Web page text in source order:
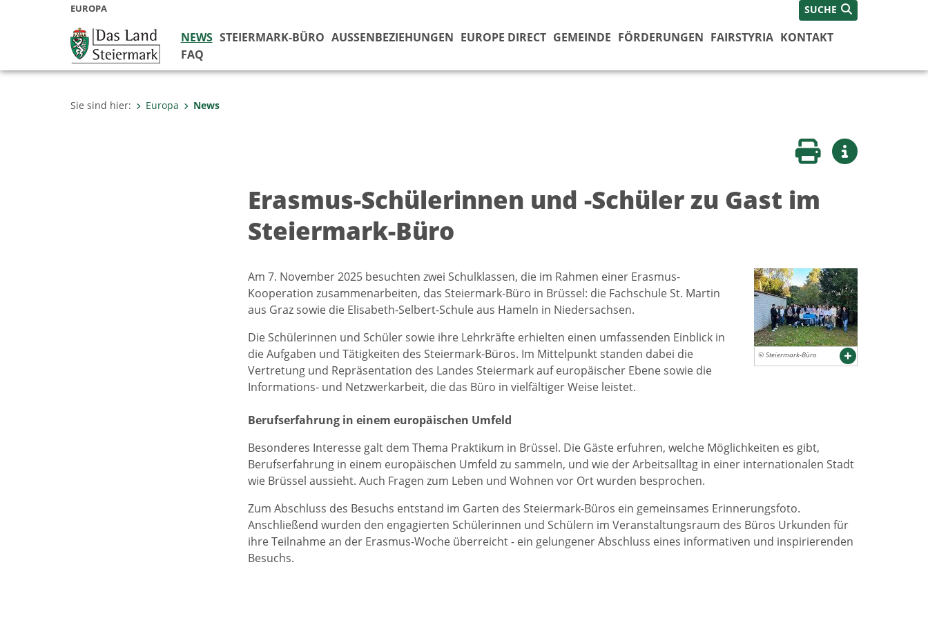
EUROPA SUCHE
NEWS STEIERMARK-BÜRO AUSSENBEZIEHUNGEN EUROPE DIRECT GEMEINDE FÖRDERUNGEN FAIRSTYRIA KONTAKT
FAQ
Sie sind hier: Europa News
Seite druckenWeitere Infos
Erasmus-Schülerinnen und -Schüler zu Gast im
Steiermark-Büro
© Steiermark-Büro
Am 7. November 2025 besuchten zwei Schulklassen, die im Rahmen einer Erasmus-
Kooperation zusammenarbeiten, das Steiermark-Büro in Brüssel: die Fachschule St. Martin
aus Graz sowie die Elisabeth-Selbert-Schule aus Hameln in Niedersachsen.
Die Schülerinnen und Schüler sowie ihre Lehrkräfte erhielten einen umfassenden Einblick in
die Aufgaben und Tätigkeiten des Steiermark-Büros. Im Mittelpunkt standen dabei die
Vertretung und Repräsentation des Landes Steiermark auf europäischer Ebene sowie die
Informations- und Netzwerkarbeit, die das Büro in vielfältiger Weise leistet.
Berufserfahrung in einem europäischen Umfeld
Besonderes Interesse galt dem Thema Praktikum in Brüssel. Die Gäste erfuhren, welche Möglichkeiten es gibt,
Berufserfahrung in einem europäischen Umfeld zu sammeln, und wie der Arbeitsalltag in einer internationalen Stadt
wie Brüssel aussieht. Auch Fragen zum Leben und Wohnen vor Ort wurden besprochen.
Zum Abschluss des Besuchs entstand im Garten des Steiermark-Büros ein gemeinsames Erinnerungsfoto.
Anschließend wurden den engagierten Schülerinnen und Schülern im Veranstaltungsraum des Büros Urkunden für
ihre Teilnahme an der Erasmus-Woche überreicht - ein gelungener Abschluss eines informativen und inspirierenden
Besuchs.